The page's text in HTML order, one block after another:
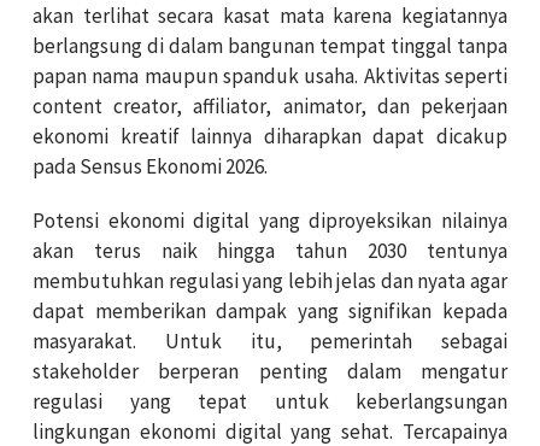
akan terlihat secara kasat mata karena kegiatannya
berlangsung di dalam bangunan tempat tinggal tanpa
papan nama maupun spanduk usaha. Aktivitas seperti
content creator, affiliator, animator, dan pekerjaan
ekonomi kreatif lainnya diharapkan dapat dicakup
pada Sensus Ekonomi 2026.
Potensi ekonomi digital yang diproyeksikan nilainya
akan terus naik hingga tahun 2030 tentunya
membutuhkan regulasi yang lebih jelas dan nyata agar
dapat memberikan dampak yang signifikan kepada
masyarakat. Untuk itu, pemerintah sebagai
stakeholder berperan penting dalam mengatur
regulasi yang tepat untuk keberlangsungan
lingkungan ekonomi digital yang sehat. Tercapainya